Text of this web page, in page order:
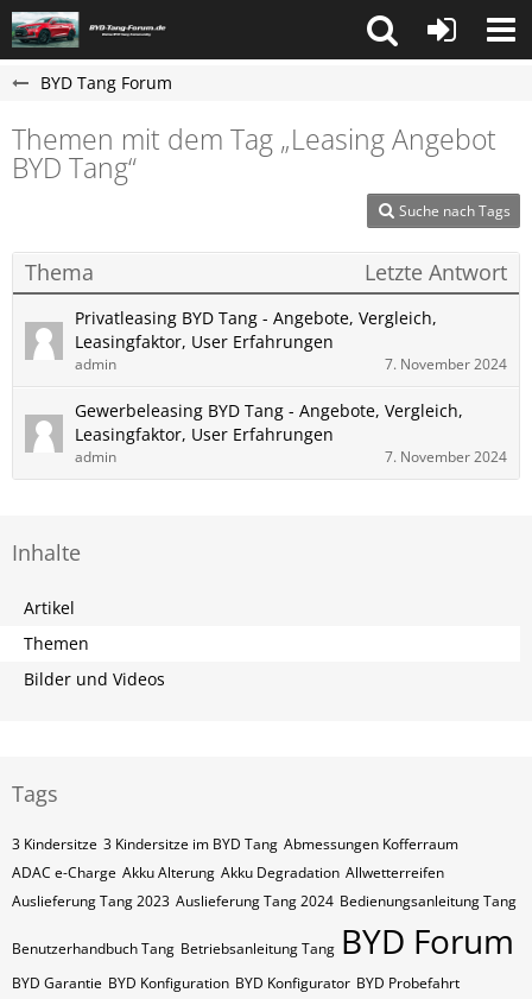
BYD Tang Forum
Themen mit dem Tag „Leasing Angebot
BYD Tang“
Suche nach Tags
Thema Letzte Antwort
Privatleasing BYD Tang - Angebote, Vergleich,
Leasingfaktor, User Erfahrungen
admin 7. November 2024
Gewerbeleasing BYD Tang - Angebote, Vergleich,
Leasingfaktor, User Erfahrungen
admin 7. November 2024
Inhalte
Artikel
Themen
Bilder und Videos
Tags
3 Kindersitze 3 Kindersitze im BYD Tang Abmessungen Kofferraum
ADAC e-Charge Akku Alterung Akku Degradation Allwetterreifen
Auslieferung Tang 2023 Auslieferung Tang 2024 Bedienungsanleitung Tang
Benutzerhandbuch Tang Betriebsanleitung Tang BYD Forum
BYD Garantie BYD Konfiguration BYD Konfigurator BYD Probefahrt